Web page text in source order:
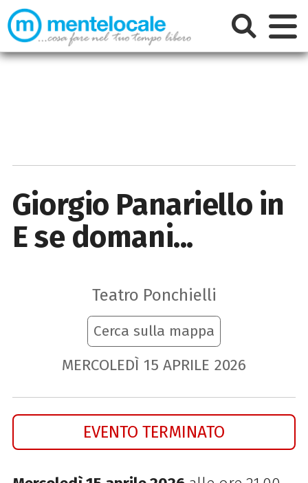
Giorgio Panariello in
E se domani...
Teatro Ponchielli
Cerca sulla mappa
MERCOLEDÌ 15 APRILE 2026
EVENTO TERMINATO